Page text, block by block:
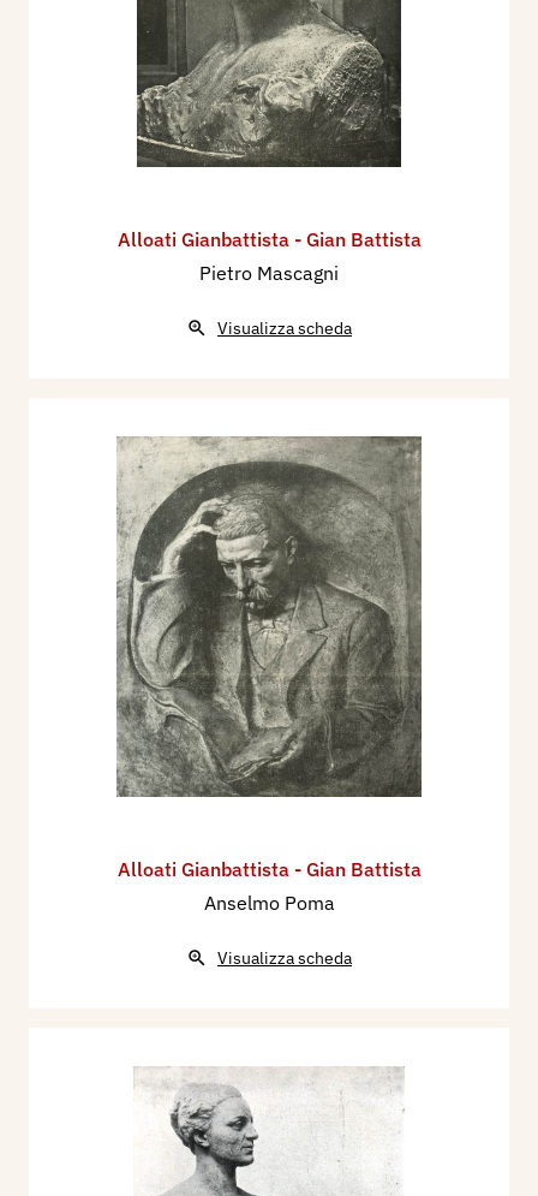
Alloati Gianbattista - Gian Battista
Pietro Mascagni
Visualizza scheda
Alloati Gianbattista - Gian Battista
Anselmo Poma
Visualizza scheda